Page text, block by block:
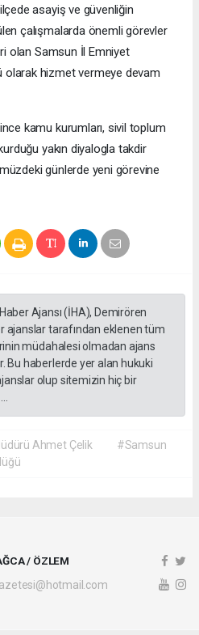
asayiş ve güvenliğin
çalışmalarda önemli görevler
olan Samsun İl Emniyet
olarak hizmet vermeye devam
kamu kurumları, sivil toplum
yakın diyalogla takdir
günlerde yeni görevine
Ajansı (İHA), Demirören
ajanslar tarafından eklenen tüm
müdahalesi olmadan ajans
Bu haberlerde yer alan hukuki
olup sitemizin hiç bir
Ahmet Çelik
#Samsun
/ ÖZLEM